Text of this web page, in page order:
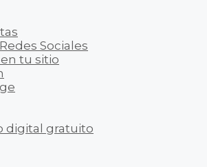
Sociales
tu sitio
digital gratuito